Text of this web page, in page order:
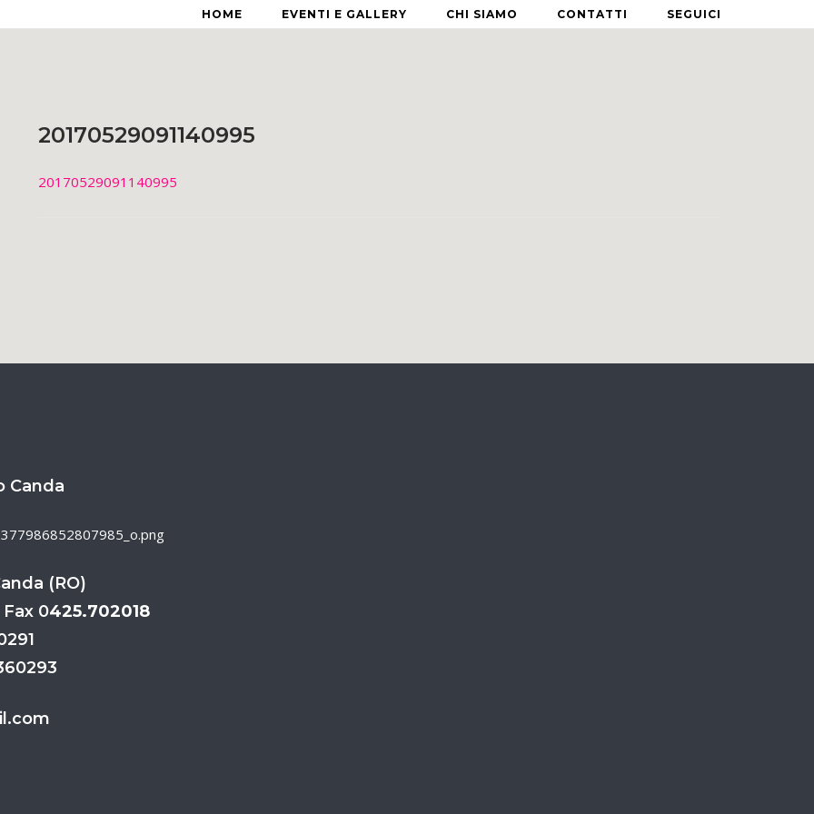
HOME EVENTI E GALLERY CHI SIAMO CONTATTI SEGUICI
20170529091140995
20170529091140995
Canda
(RO)
0425.702018